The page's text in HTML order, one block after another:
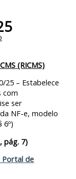
(RICMS)
25 – Estabelece
com
ser
NF-e, modelo
6º)
pág. 7)
Portal de